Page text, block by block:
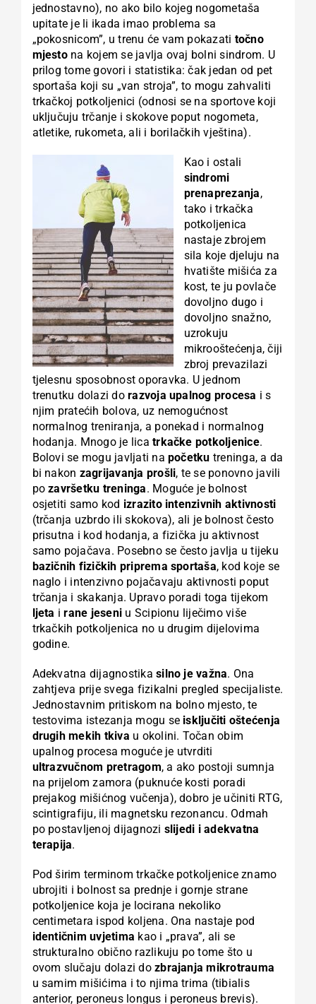
jednostavno), no ako bilo kojeg nogometaša
upitate je li ikada imao problema sa
„pokosnicom”, u trenu će vam pokazati točno
mjestona kojem se javlja ovaj bolni sindrom. U
prilog tome govori i statistika: čak jedan od pet
sportaša koji su „van stroja”, to mogu zahvaliti
trkačkoj potkoljenici (odnosi se na sportove koji
uključuju trčanje i skokove poput nogometa,
atletike, rukometa, ali i borilačkih vještina).
Kao i ostali
sindromi
prenaprezanja,
tako i trkačka
potkoljenica
nastaje zbrojem
sila koje djeluju na
hvatište mišića za
kost, te ju povlače
dovoljno dugo i
dovoljno snažno,
uzrokuju
mikrooštećenja, čiji
zbroj prevazilazi
tjelesnu sposobnost oporavka. U jednom
trenutku dolazi dorazvoja upalnog procesa i s
njim pratećih bolova, uz nemogućnost
normalnog treniranja, a ponekad i normalnog
hodanja. Mnogo je licatrkačke potkoljenice.
Bolovi se mogu javljati na početku treninga, a da
bi nakon zagrijavanja prošli, te se ponovno javili
pozavršetku treninga. Moguće je bolnost
osjetiti samo kod izrazito intenzivnih aktivnosti
(trčanja uzbrdo ili skokova), ali je bolnost često
prisutna i kod hodanja, a fizička ju aktivnost
samo pojačava. Posebno se često javlja u tijeku
bazičnih fizičkih priprema sportaša, kod koje se
naglo i intenzivno pojačavaju aktivnosti poput
trčanja i skakanja. Upravo poradi toga tijekom
ljeta irane jeseni u Scipionu liječimo više
trkačkih potkoljenica no u drugim dijelovima
godine.
Adekvatna dijagnostikasilno je važna. Ona
zahtjeva prije svega fizikalni pregled specijaliste.
Jednostavnim pritiskom na bolno mjesto, te
testovima istezanja mogu se isključiti oštećenja
drugih mekih tkiva u okolini. Točan obim
upalnog procesa moguće je utvrditi
ultrazvučnom pretragom, a ako postoji sumnja
na prijelom zamora (puknuće kosti poradi
prejakog mišićnog vučenja), dobro je učiniti RTG,
scintigrafiju, ili magnetsku rezonancu. Odmah
po postavljenoj dijagnozi slijedi i adekvatna
terapija.
Pod širim terminom trkačke potkoljenice znamo
ubrojiti i bolnost sa prednje i gornje strane
potkoljenice koja je locirana nekoliko
centimetara ispod koljena. Ona nastaje pod
identičnim uvjetima kao i „prava”, ali se
strukturalno obično razlikuju po tome što u
ovom slučaju dolazi dozbrajanja mikrotrauma
u samim mišićima i to njima trima (tibialis
anterior, peroneus longus i peroneus brevis).